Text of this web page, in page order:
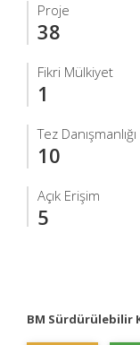
Proje
38
Fikri Mülkiyet
1
Tez Danışmanlığı
10
Açık Erişim
5
BM Sürdürülebilir